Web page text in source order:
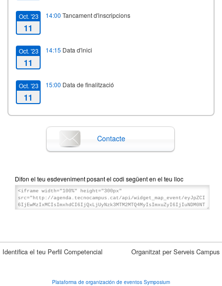
Oct. '23
11
14:00 Tancament d'inscripcions
Oct. '23
11
14:15 Data d'inici
Oct. '23
11
15:00 Data de finalització
Contacte
Difon el teu esdeveniment posant el codi següent en el teu lloc
Identifica el teu Perfil Competencial Organitzat per Serveis Campus
Plataforma de organización de eventos Symposium